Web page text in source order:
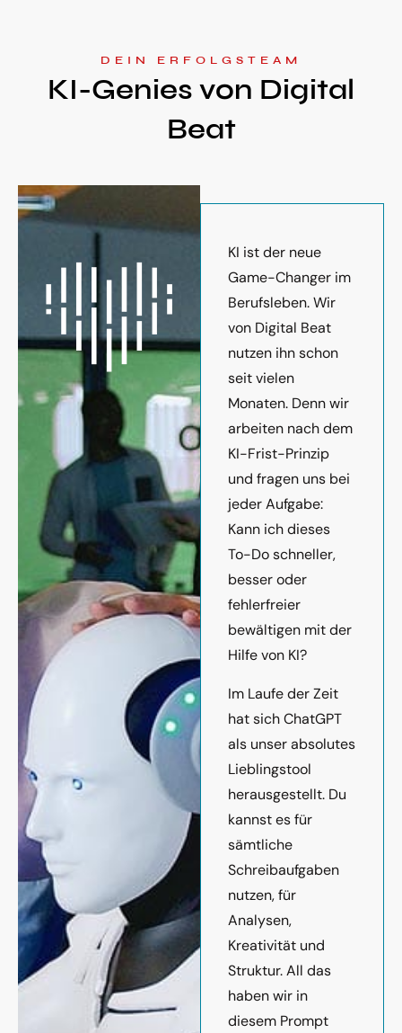
DEIN ERFOLGSTEAM
KI-Genies von Digital
Beat
KI ist der neue
Game-Changer im
Berufsleben. Wir
von Digital Beat
nutzen ihn schon
seit vielen
Monaten. Denn wir
arbeiten nach dem
KI-Frist-Prinzip
und fragen uns bei
jeder Aufgabe:
Kann ich dieses
To-Do schneller,
besser oder
fehlerfreier
bewältigen mit der
Hilfe von KI?
Im Laufe der Zeit
hat sich ChatGPT
als unser absolutes
Lieblingstool
herausgestellt. Du
kannst es für
sämtliche
Schreibaufgaben
nutzen, für
Analysen,
Kreativität und
Struktur. All das
haben wir in
diesem Prompt